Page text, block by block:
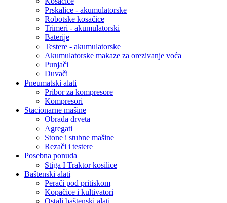
Prskalice - akumulatorske
Robotske kosačice
Trimeri - akumulatorski
Baterije
Testere - akumulatorske
Akumulatorske makaze za orezivanje voća
Punjači
Duvači
Pneumatski alati
Pribor za kompresore
Kompresori
Stacionarne mašine
Obrada drveta
Agregati
Stone i stubne mašine
Rezači i testere
Posebna ponuda
Stiga I Traktor kosilice
Baštenski alati
Perači pod pritiskom
Kopačice i kultivatori
Ostali baštenski alati